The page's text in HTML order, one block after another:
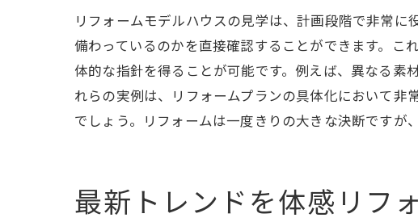
未来の
モデル
次世代
未来を
リフォーム
リフォームモデルハウスの見学は、計画段階で非常
備わっているのかを直接確認することができます。こ
体的な指針を得ることが可能です。例えば、異なる素
れらの実例は、リフォームプランの具体化において
でしょう。リフォームは一度きりの大きな決断ですが
最新トレンドを体感リフ